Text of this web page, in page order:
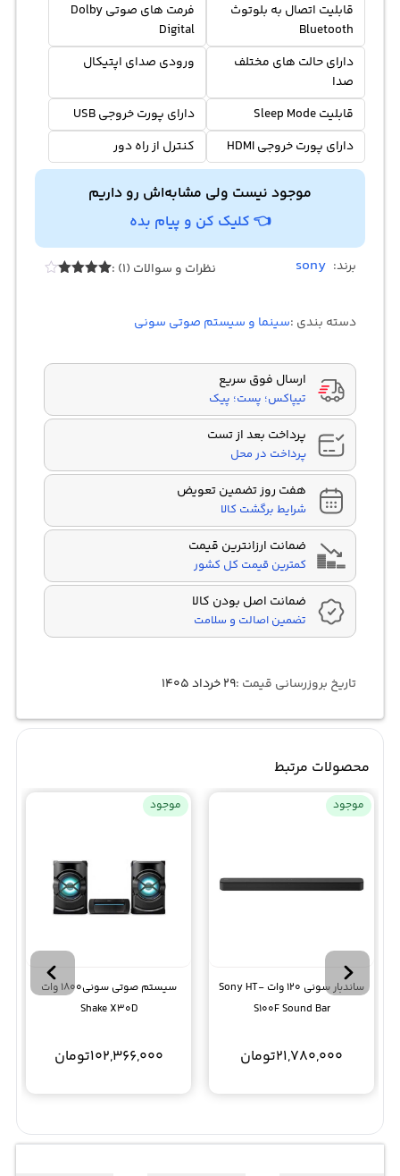
قابلیت اتصال به بلوتوث
Bluetooth
فرمت های صوتی Dolby
Digital
دارای حالت های مختلف
صدا
ورودی صدای اپتیکال
قابلیت Sleep Mode
دارای پورت خروجی USB
دارای پورت خروجی HDMI
کنترل از راه دور
موجود نیست ولی مشابه‌اش رو داریم
👈 کلیک کن و پیام بده
برند: sony نظرات و سوالات (1) :
دسته بندی :سینما و سیستم صوتی سونی
ارسال فوق سریع
تیپاکس؛ پست؛ پیک
پرداخت بعد از تست
پرداخت در محل
هفت روز تضمین تعویض
شرایط برگشت کالا
ضمانت ارزانترین قیمت
کمترین قیمت کل کشور
ضمانت اصل بودن کالا
تضمین اصالت و سلامت
تاریخ بروزرسانی قیمت :۲۹ خرداد ۱۴۰۵
محصولات مرتبط
موجود
ساندبار سونی 120 وات Sony HT-
S100F Sound Bar
21,780,000تومان
موجود
سیستم صوتی سونی1800 وات
Shake X30D
102,366,000تومان